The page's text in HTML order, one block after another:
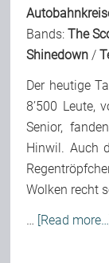
Bands:The
Shinedown /
Der heutige
8’500 Leute,
Senior,
Hinwil. Auch
Wolken recht
… [Read